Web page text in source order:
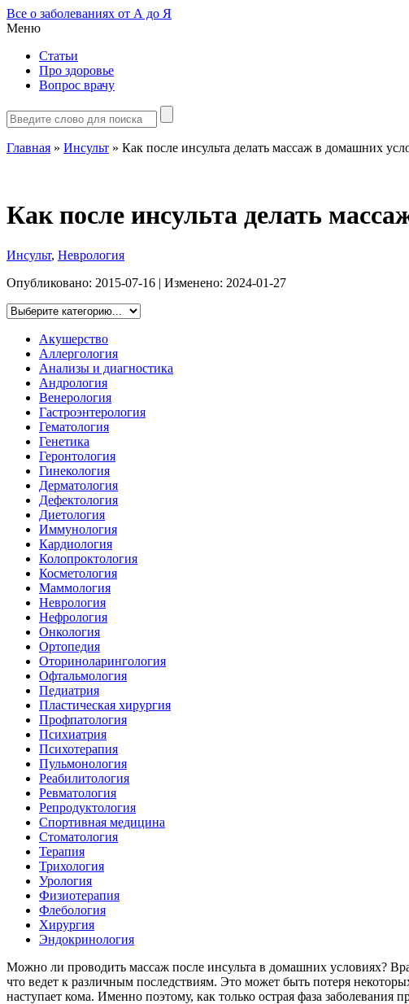
Все о заболеваниях от А до Я
Меню
Статьи
Про здоровье
Вопрос врачу
Главная » Инсульт » Как после инсульта делать массаж в домашних
Как после инсульта делать
Инсульт, Неврология
Опубликовано: 2015-07-16 | Изменено: 2024-01-27
Акушерство
Аллергология
Анализы и диагностика
Андрология
Венерология
Гастроэнтерология
Гематология
Генетика
Геронтология
Гинекология
Дерматология
Дефектология
Диетология
Иммунология
Кардиология
Колопроктология
Косметология
Маммология
Неврология
Нефрология
Онкология
Ортопедия
Оториноларингология
Офтальмология
Педиатрия
Пластическая хирургия
Профпатология
Психиатрия
Психотерапия
Пульмонология
Реабилитология
Ревматология
Репродуктология
Спортивная медицина
Стоматология
Терапия
Трихология
Урология
Физиотерапия
Флебология
Хирургия
Эндокринология
Можно ли проводить массаж после инсульта в домашних условиях?
что ведет к различным последствиям. Это может быть потеря
наступает кома. Именно поэтому, как только острая фаза